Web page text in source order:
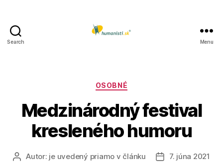
Search Menu
Kategórie
OSOBNÉ
Medzinárodný festival
kresleného humoru
AutorAutor: je uvedený priamo v článku
Dátum
7. júna 2021